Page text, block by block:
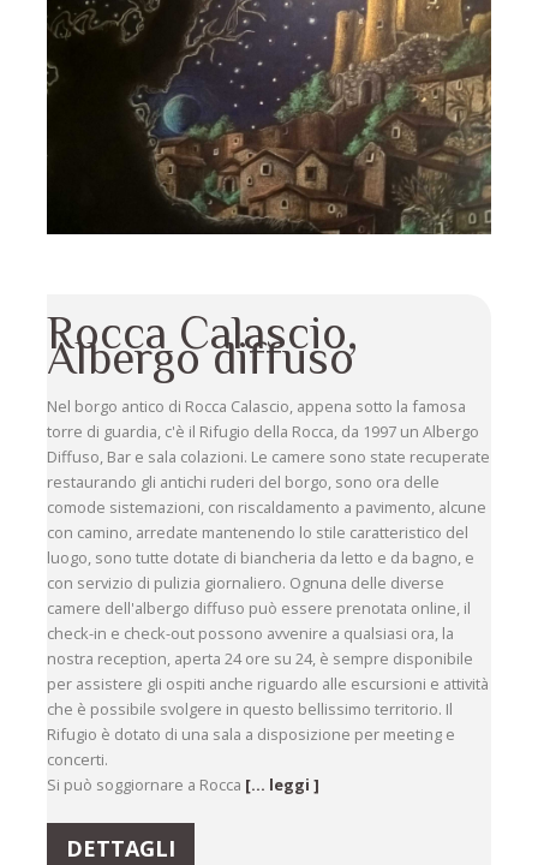
Rocca Calascio,
Albergo diffuso
Nel borgo antico di Rocca Calascio, appena sotto la famosa
torre di guardia, c'è il Rifugio della Rocca, da 1997 un Albergo
Diffuso, Bar e sala colazioni. Le camere sono state recuperate
restaurando gli antichi ruderi del borgo, sono ora delle
comode sistemazioni, con riscaldamento a pavimento, alcune
con camino, arredate mantenendo lo stile caratteristico del
luogo, sono tutte dotate di biancheria da letto e da bagno, e
con servizio di pulizia giornaliero. Ognuna delle diverse
camere dell'albergo diffuso può essere prenotata online, il
check-in e check-out possono avvenire a qualsiasi ora, la
nostra reception, aperta 24 ore su 24, è sempre disponibile
per assistere gli ospiti anche riguardo alle escursioni e attività
che è possibile svolgere in questo bellissimo territorio. Il
Rifugio è dotato di una sala a disposizione per meeting e
concerti.
Si può soggiornare a Rocca [... leggi ]
DETTAGLI